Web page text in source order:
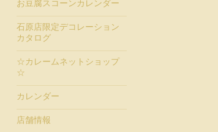
お豆腐スコーンカレンダー
石原店限定デコレーション
カタログ
☆カレームネットショップ
☆
カレンダー
店舗情報